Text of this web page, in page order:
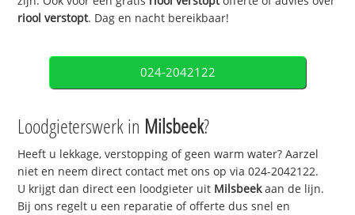
riool verstopt. Dag en nacht bereikbaar!
024-2042122
Loodgieterswerk in Milsbeek?
Heeft u lekkage, verstopping of geen warm water? Aarzel
niet en neem direct contact met ons op via 024-2042122.
U krijgt dan direct een loodgieter uit Milsbeekaan de lijn.
Bij ons regelt u een reparatie of offerte dus snel en